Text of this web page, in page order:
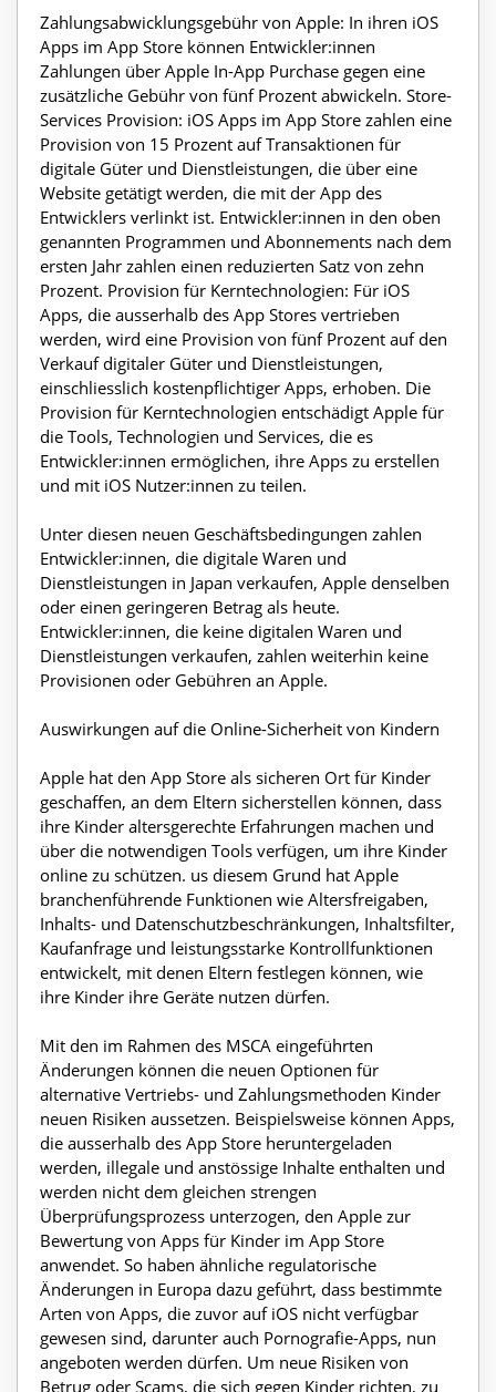
Zahlungsabwicklungsgebühr von Apple: In ihren iOS
Apps im App Store können Entwickler:innen
Zahlungen über Apple In-App Purchase gegen eine
zusätzliche Gebühr von fünf Prozent abwickeln. Store-
Services Provision: iOS Apps im App Store zahlen eine
Provision von 15 Prozent auf Transaktionen für
digitale Güter und Dienstleistungen, die über eine
Website getätigt werden, die mit der App des
Entwicklers verlinkt ist. Entwickler:innen in den oben
genannten Programmen und Abonnements nach dem
ersten Jahr zahlen einen reduzierten Satz von zehn
Prozent. Provision für Kerntechnologien: Für iOS
Apps, die ausserhalb des App Stores vertrieben
werden, wird eine Provision von fünf Prozent auf den
Verkauf digitaler Güter und Dienstleistungen,
einschliesslich kostenpflichtiger Apps, erhoben. Die
Provision für Kerntechnologien entschädigt Apple für
die Tools, Technologien und Services, die es
Entwickler:innen ermöglichen, ihre Apps zu erstellen
und mit iOS Nutzer:innen zu teilen.
Unter diesen neuen Geschäftsbedingungen zahlen
Entwickler:innen, die digitale Waren und
Dienstleistungen in Japan verkaufen, Apple denselben
oder einen geringeren Betrag als heute.
Entwickler:innen, die keine digitalen Waren und
Dienstleistungen verkaufen, zahlen weiterhin keine
Provisionen oder Gebühren an Apple.
Auswirkungen auf die Online-Sicherheit von Kindern
Apple hat den App Store als sicheren Ort für Kinder
geschaffen, an dem Eltern sicherstellen können, dass
ihre Kinder altersgerechte Erfahrungen machen und
über die notwendigen Tools verfügen, um ihre Kinder
online zu schützen. us diesem Grund hat Apple
branchenführende Funktionen wie Altersfreigaben,
Inhalts- und Datenschutzbeschränkungen, Inhaltsfilter,
Kaufanfrage und leistungsstarke Kontrollfunktionen
entwickelt, mit denen Eltern festlegen können, wie
ihre Kinder ihre Geräte nutzen dürfen.
Mit den im Rahmen des MSCA eingeführten
Änderungen können die neuen Optionen für
alternative Vertriebs- und Zahlungsmethoden Kinder
neuen Risiken aussetzen. Beispielsweise können Apps,
die ausserhalb des App Store heruntergeladen
werden, illegale und anstössige Inhalte enthalten und
werden nicht dem gleichen strengen
Überprüfungsprozess unterzogen, den Apple zur
Bewertung von Apps für Kinder im App Store
anwendet. So haben ähnliche regulatorische
Änderungen in Europa dazu geführt, dass bestimmte
Arten von Apps, die zuvor auf iOS nicht verfügbar
gewesen sind, darunter auch Pornografie-Apps, nun
angeboten werden dürfen. Um neue Risiken von
Betrug oder Scams, die sich gegen Kinder richten, zu